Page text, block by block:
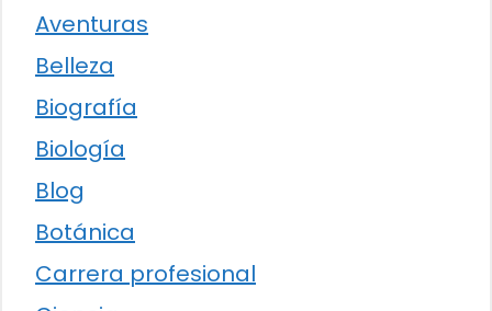
Aventuras
Belleza
Biografía
Biología
Blog
Botánica
Carrera profesional